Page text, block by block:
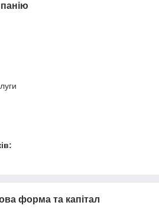
форма та капітал